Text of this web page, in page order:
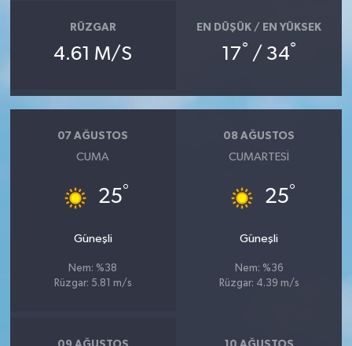
RÜZGAR
4.61 M/S
EN DÜŞÜK / EN YÜKSEK
17° / 34°
07 AĞUSTOS
CUMA
25°
Güneşli
Nem: %38
Rüzgar: 5.81 m/s
08 AĞUSTOS
CUMARTESI
25°
Güneşli
Nem: %36
Rüzgar: 4.39 m/s